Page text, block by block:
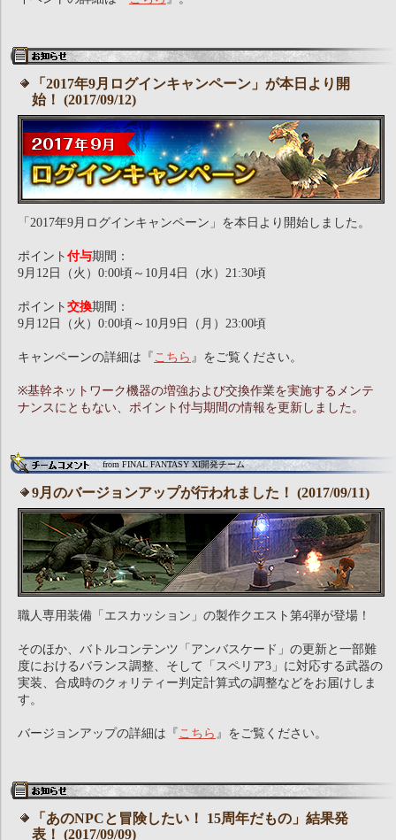
「2017年9月ログインキャンペーン」が本日より開
始！ (2017/09/12)
「2017年9月ログインキャンペーン」を本日より開始しました。
ポイント 付与期間：
9月12日（火）0:00頃～10月4日（水）21:30頃
ポイント 交換期間：
9月12日（火）0:00頃～10月9日（月）23:00頃
キャンペーンの詳細は『 こちら 』をご覧ください。
※基幹ネットワーク機器の増強および交換作業を実施するメンテ
ナンスにともない、ポイント付与期間の情報を更新しました。
from FINAL FANTASY XI開発チーム
9月のバージョンアップが行われました！ (2017/09/11)
職人専用装備「エスカッション」の製作クエスト第4弾が登場！
そのほか、バトルコンテンツ「アンバスケード」の更新と一部難
度におけるバランス調整、そして「スペリア3」に対応する武器の
実装、合成時のクォリティー判定計算式の調整などをお届けしま
す。
バージョンアップの詳細は『 こちら 』をご覧ください。
「あのNPCと冒険したい！ 15周年だもの」結果発
表！ (2017/09/09)